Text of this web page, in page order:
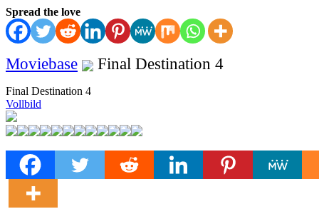
Spread the love
Moviebase Final Destination 4
Final Destination 4
Vollbild